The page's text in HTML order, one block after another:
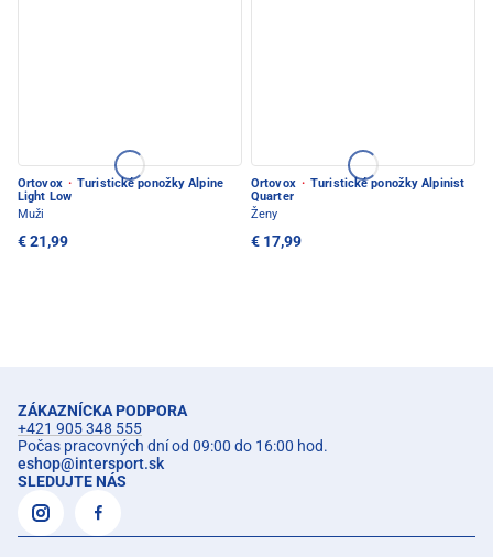
Ortovox · Turistické ponožky Alpine
Light Low
Muži
€ 21,99
Ortovox · Turistické ponožky Alpinist
Quarter
Ženy
€ 17,99
ZÁKAZNÍCKA PODPORA
+421 905 348 555
Počas pracovných dní od 09:00 do 16:00 hod.
eshop@intersport.sk
SLEDUJTE NÁS